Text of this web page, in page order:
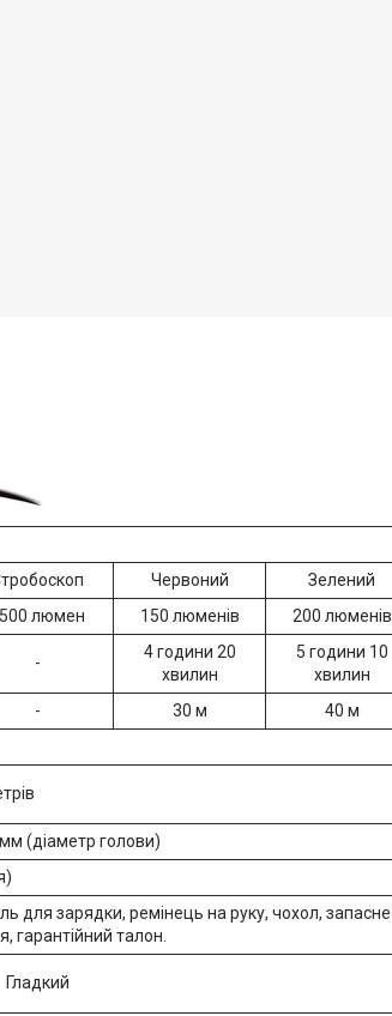
Червоний
Зелений
люмен 150 люменів 200 люменів
-
4 години 20
хвилин
5 години 10
хвилин
- 30 м
40 м
(діаметр голови)
для зарядки, ремінець на руку, чохол, запасне
гарантійний талон.
Гладкий